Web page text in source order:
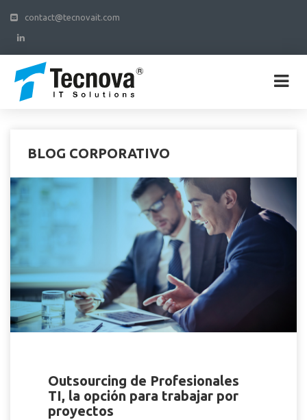
contact@tecnovait.com
BLOG CORPORATIVO
Outsourcing de Profesionales
TI, la opción para trabajar por
proyectos